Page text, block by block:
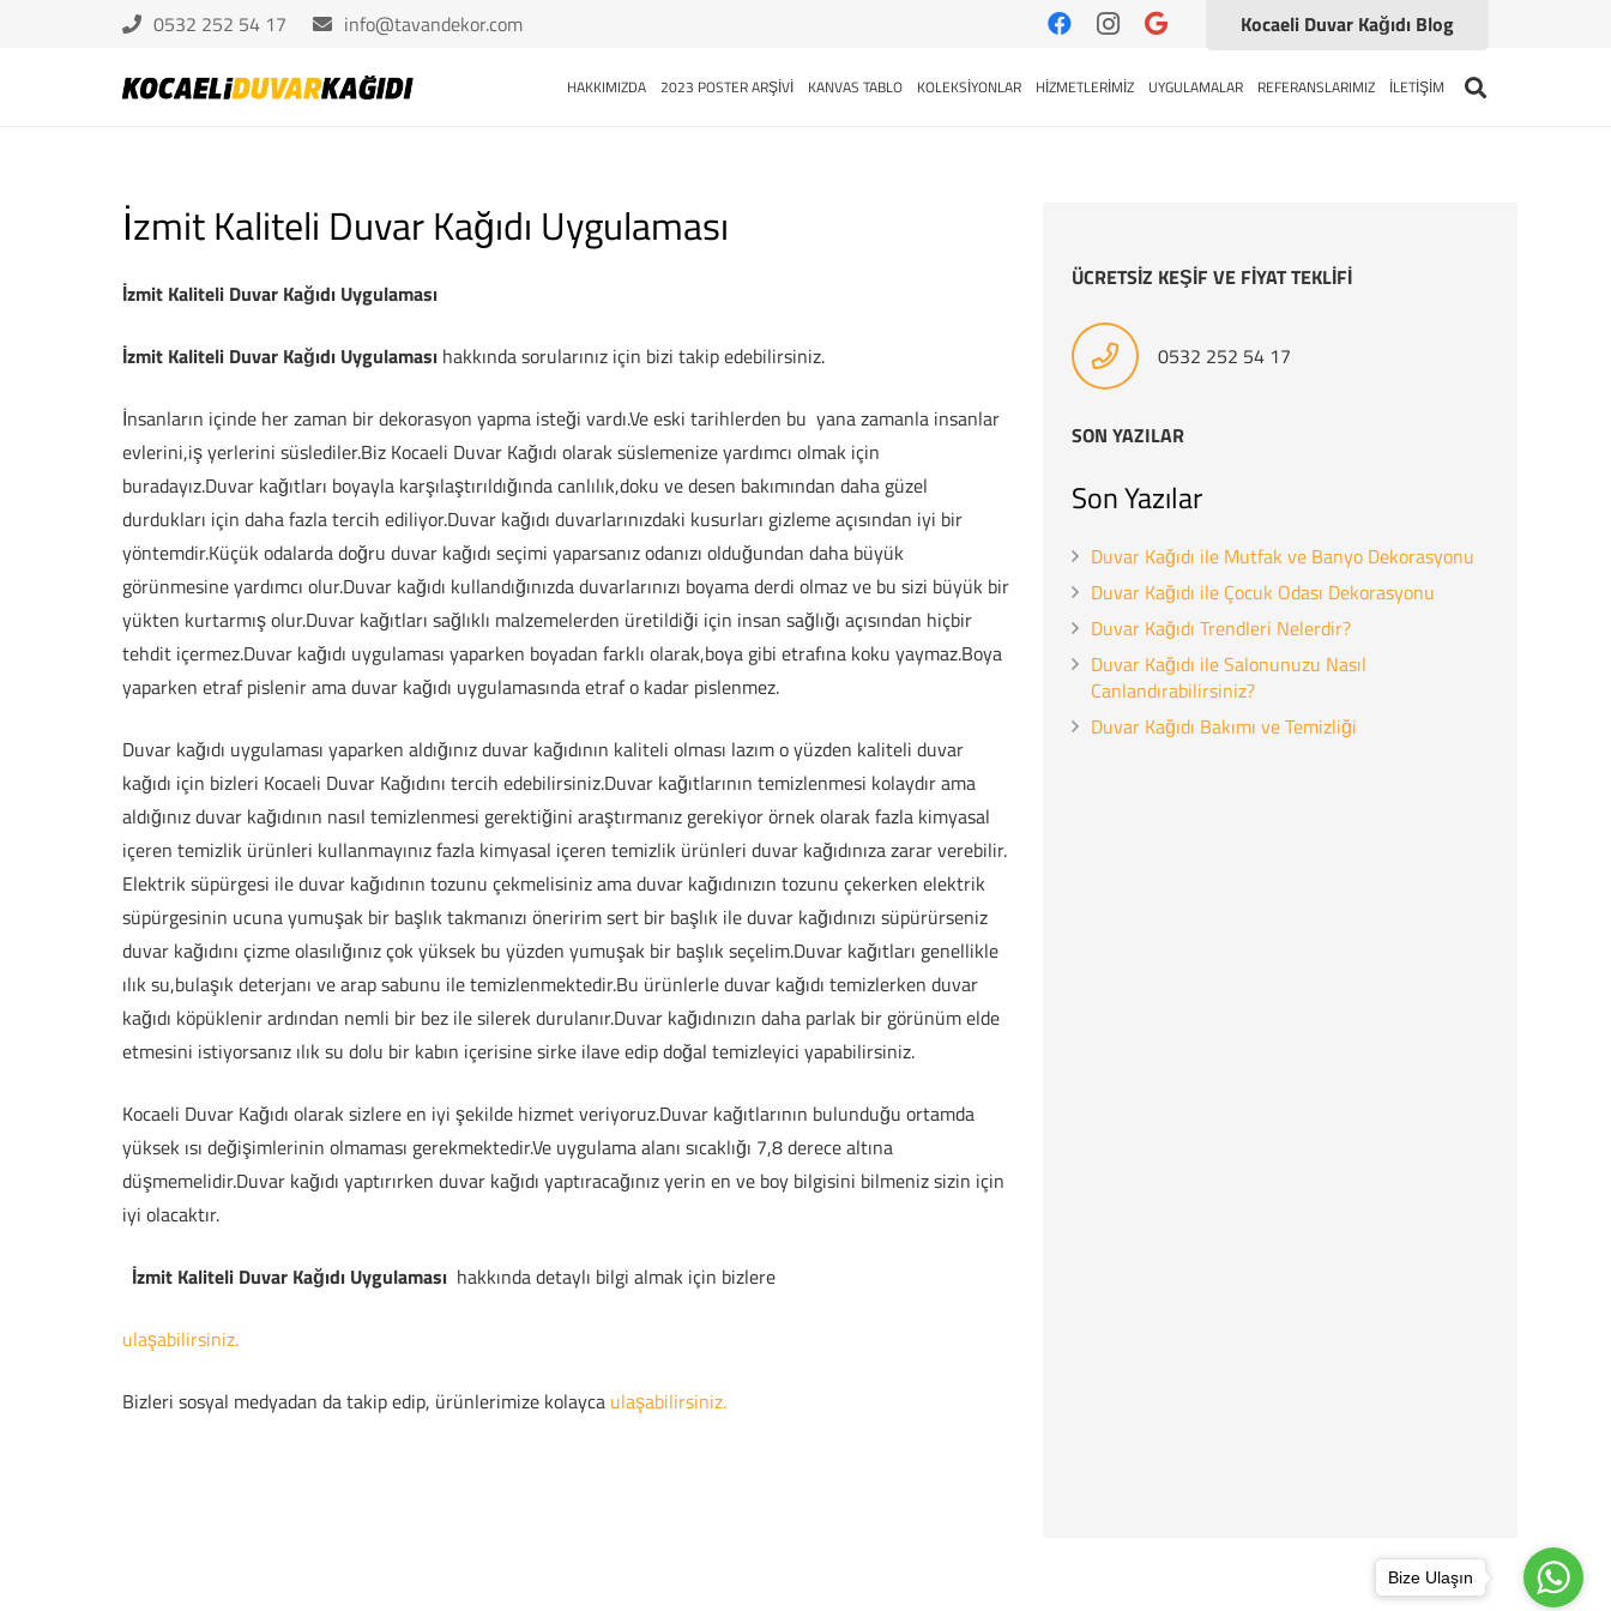
0532 252 54 17 info@tavandekor.com Kocaeli Duvar Kağıdı Blog
HAKKIMIZDA 2023 POSTER ARŞİVİ KANVAS TABLO KOLEKSİYONLAR HİZMETLERİMİZ UYGULAMALAR REFERANSLARIMIZ İLETİŞİM
İzmit Kaliteli Duvar Kağıdı Uygulaması
İzmit Kaliteli Duvar Kağıdı Uygulaması
İzmit Kaliteli Duvar Kağıdı Uygulaması hakkında sorularınız için bizi takip edebilirsiniz.
İnsanların içinde her zaman bir dekorasyon yapma isteği vardı.Ve eski tarihlerden bu yana zamanla insanlar
evlerini,iş yerlerini süslediler.Biz Kocaeli Duvar Kağıdı olarak süslemenize yardımcı olmak için
buradayız.Duvar kağıtları boyayla karşılaştırıldığında canlılık,doku ve desen bakımından daha güzel
durdukları için daha fazla tercih ediliyor.Duvar kağıdı duvarlarınızdaki kusurları gizleme açısından iyi bir
yöntemdir.Küçük odalarda doğru duvar kağıdı seçimi yaparsanız odanızı olduğundan daha büyük
görünmesine yardımcı olur.Duvar kağıdı kullandığınızda duvarlarınızı boyama derdi olmaz ve bu sizi büyük bir
yükten kurtarmış olur.Duvar kağıtları sağlıklı malzemelerden üretildiği için insan sağlığı açısından hiçbir
tehdit içermez.Duvar kağıdı uygulaması yaparken boyadan farklı olarak,boya gibi etrafına koku yaymaz.Boya
yaparken etraf pislenir ama duvar kağıdı uygulamasında etraf o kadar pislenmez.
Duvar kağıdı uygulaması yaparken aldığınız duvar kağıdının kaliteli olması lazım o yüzden kaliteli duvar
kağıdı için bizleri Kocaeli Duvar Kağıdını tercih edebilirsiniz.Duvar kağıtlarının temizlenmesi kolaydır ama
aldığınız duvar kağıdının nasıl temizlenmesi gerektiğini araştırmanız gerekiyor örnek olarak fazla kimyasal
içeren temizlik ürünleri kullanmayınız fazla kimyasal içeren temizlik ürünleri duvar kağıdınıza zarar verebilir.
Elektrik süpürgesi ile duvar kağıdının tozunu çekmelisiniz ama duvar kağıdınızın tozunu çekerken elektrik
süpürgesinin ucuna yumuşak bir başlık takmanızı öneririm sert bir başlık ile duvar kağıdınızı süpürürseniz
duvar kağıdını çizme olasılığınız çok yüksek bu yüzden yumuşak bir başlık seçelim.Duvar kağıtları genellikle
ılık su,bulaşık deterjanı ve arap sabunu ile temizlenmektedir.Bu ürünlerle duvar kağıdı temizlerken duvar
kağıdı köpüklenir ardından nemli bir bez ile silerek durulanır.Duvar kağıdınızın daha parlak bir görünüm elde
etmesini istiyorsanız ılık su dolu bir kabın içerisine sirke ilave edip doğal temizleyici yapabilirsiniz.
Kocaeli Duvar Kağıdı olarak sizlere en iyi şekilde hizmet veriyoruz.Duvar kağıtlarının bulunduğu ortamda
yüksek ısı değişimlerinin olmaması gerekmektedir.Ve uygulama alanı sıcaklığı 7,8 derece altına
düşmemelidir.Duvar kağıdı yaptırırken duvar kağıdı yaptıracağınız yerin en ve boy bilgisini bilmeniz sizin için
iyi olacaktır.
İzmit Kaliteli Duvar Kağıdı Uygulaması hakkında detaylı bilgi almak için bizlere
ulaşabilirsiniz.
Bizleri sosyal medyadan da takip edip, ürünlerimize kolayca ulaşabilirsiniz.
ÜCRETSİZ KEŞİF VE FİYAT TEKLİFİ
0532 252 54 17
SON YAZILAR
Son Yazılar
Duvar Kağıdı ile Mutfak ve Banyo Dekorasyonu
Duvar Kağıdı ile Çocuk Odası Dekorasyonu
Duvar Kağıdı Trendleri Nelerdir?
Duvar Kağıdı ile Salonunuzu Nasıl
Canlandırabilirsiniz?
Duvar Kağıdı Bakımı ve Temizliği
Bize Ulaşın